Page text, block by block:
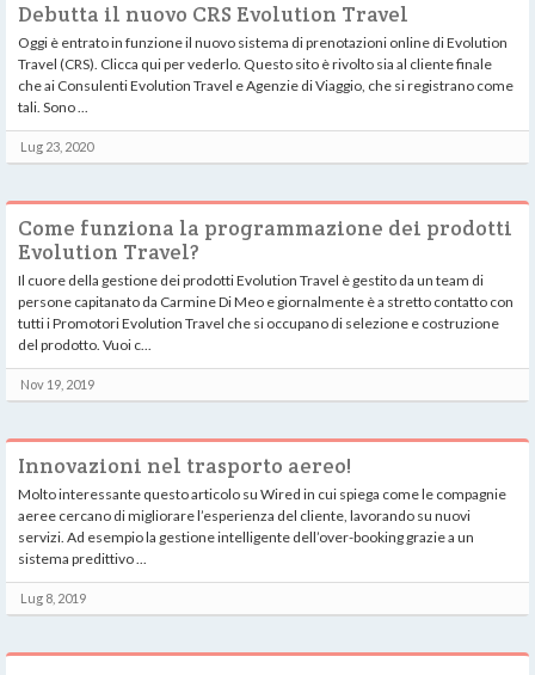
Debutta il nuovo CRS Evolution Travel
Oggi è entrato in funzione il nuovo sistema di prenotazioni online di Evolution
Travel (CRS). Clicca qui per vederlo. Questo sito è rivolto sia al cliente finale
che ai Consulenti Evolution Travel e Agenzie di Viaggio, che si registrano come
tali. Sono ...
Lug 23, 2020
Come funziona la programmazione dei prodotti
Evolution Travel?
Il cuore della gestione dei prodotti Evolution Travel è gestito da un team di
persone capitanato da Carmine Di Meo e giornalmente è a stretto contatto con
tutti i Promotori Evolution Travel che si occupano di selezione e costruzione
del prodotto. Vuoi c...
Nov 19, 2019
Innovazioni nel trasporto aereo!
Molto interessante questo articolo su Wired in cui spiega come le compagnie
aeree cercano di migliorare l’esperienza del cliente, lavorando su nuovi
servizi. Ad esempio la gestione intelligente dell’over-booking grazie a un
sistema predittivo ...
Lug 8, 2019